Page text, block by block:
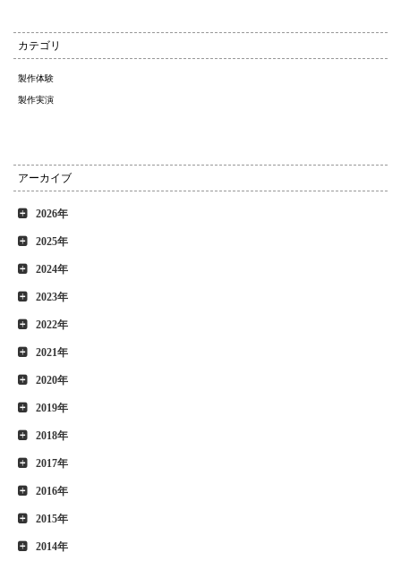
カテゴリ
製作体験
製作実演
アーカイブ
2026年
2025年
2024年
2023年
2022年
2021年
2020年
2019年
2018年
2017年
2016年
2015年
2014年